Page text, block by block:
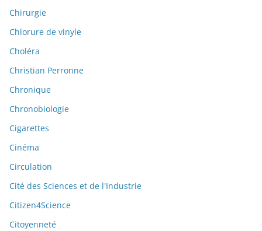
Chirurgie
Chlorure de vinyle
Choléra
Christian Perronne
Chronique
Chronobiologie
Cigarettes
Cinéma
Circulation
Cité des Sciences et de l'Industrie
Citizen4Science
Citoyenneté